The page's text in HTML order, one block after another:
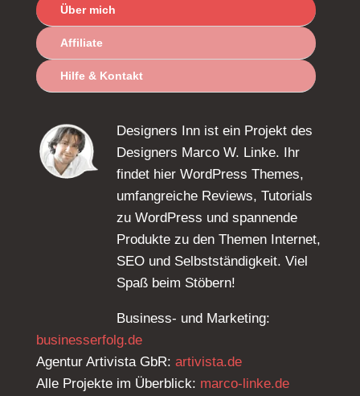
Über mich
Affiliate
Hilfe & Kontakt
Designers Inn ist ein Projekt des
Designers Marco W. Linke. Ihr
findet hier WordPress Themes,
umfangreiche Reviews, Tutorials
zu WordPress und spannende
Produkte zu den Themen Internet,
SEO und Selbstständigkeit. Viel
Spaß beim Stöbern!
Business- und Marketing:
businesserfolg.de
Agentur Artivista GbR: artivista.de
Alle Projekte im Überblick: marco-linke.de